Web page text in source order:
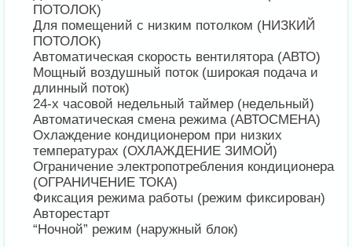
ПОТОЛОК)
Для помещений с низким потолком (НИЗКИЙ
ПОТОЛОК)
Автоматическая скорость вентилятора (АВТО)
Мощный воздушный поток (широкая подача и
длинный поток)
24-х часовой недельный таймер (недельный)
Автоматическая смена режима (АВТОСМЕНА)
Охлаждение кондиционером при низких
температурах (ОХЛАЖДЕНИЕ ЗИМОЙ)
Ограничение электропотребления кондиционера
(ОГРАНИЧЕНИЕ ТОКА)
Фиксация режима работы (режим фиксирован)
Авторестарт
“Ночной” режим (наружный блок)